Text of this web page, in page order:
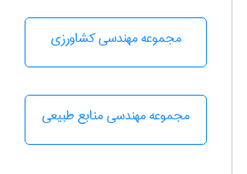
مجموعه مهندسی كشاورزی
مجموعه مهندسی منابع طبيعی